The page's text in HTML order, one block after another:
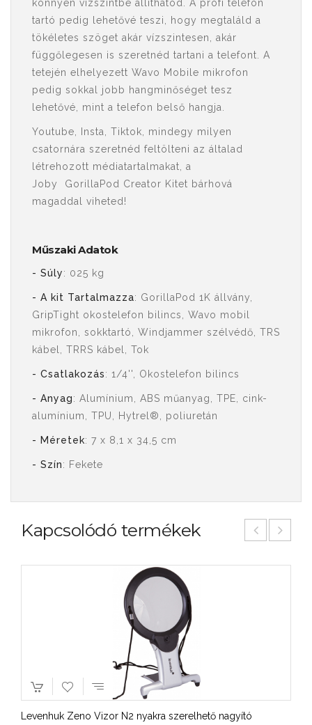
könnyen vízszintbe állíthatod. A profi telefon
tartó pedig lehetővé teszi, hogy megtaláld a
tökéletes szöget akár vízszintesen, akár
függőlegesen is szeretnéd tartani a telefont. A
tetején elhelyezett Wavo Mobile mikrofon
pedig sokkal jobb hangminőséget tesz
lehetővé, mint a telefon belső hangja.
Youtube, Insta, Tiktok, mindegy milyen
csatornára szeretnéd feltölteni az általad
létrehozott médiatartalmakat, a
Joby GorillaPod Creator Kitet bárhová
magaddal viheted!
Műszaki Adatok
- Súly: 025 kg
- A kit Tartalmazza: GorillaPod 1K állvány,
GripTight okostelefon bilincs, Wavo mobil
mikrofon, sokktartó, Windjammer szélvédő, TRS
kábel, TRRS kábel, Tok
- Csatlakozás: 1/4'', Okostelefon bilincs
- Anyag: Alumínium, ABS műanyag, TPE, cink-
alumínium, TPU, Hytrel®, poliuretán
- Méretek: 7 x 8,1 x 34,5 cm
- Szín: Fekete
Kapcsolódó termékek
Levenhuk Zeno Vizor N2 nyakra szerelhető nagyító